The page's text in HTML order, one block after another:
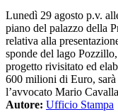
Lunedì 29 agosto p.v.
piano del palazzo della
relativa alla
sponde del lago
progetto rivisitato ed
600 milioni di Euro,
l’avvocato Mario
Autore: Ufficio Stampa